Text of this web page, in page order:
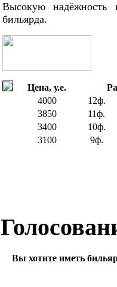
Высокую надёжность
бильярда.
Цена, у.е.
4000
12ф.
3850
11ф.
3400
10ф.
3100
9ф.
Вы хотите иметь